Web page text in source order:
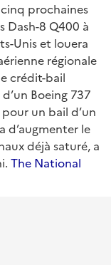
prochaines
Dash-8 Q400 à
Unis et louera
régionale
crédit-bail
Boeing 737
un bail d’un
le
déjà saturé, a
The National